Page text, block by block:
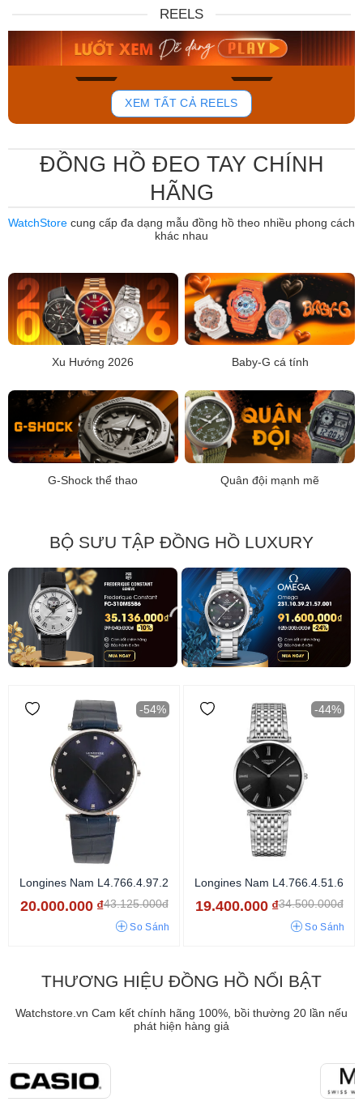
REELS
767
Mua ngay Mua ngay
XEM TẤT CẢ REELS
ĐỒNG HỒ ĐEO TAY CHÍNH
HÃNG
WatchStore cung cấp đa dạng mẫu đồng hồ theo nhiều phong cách
khác nhau
Xu Hướng 2026 Baby-G cá tính
G-Shock thể thao Quân đội mạnh mẽ
BỘ SƯU TẬP ĐỒNG HỒ LUXURY
-54%
Longines Nam L4.766.4.97.2
20.000.000 ₫43.125.000đ
So Sánh
-44%
Longines Nam L4.766.4.51.6
19.400.000 ₫34.500.000đ
So Sánh
THƯƠNG HIỆU ĐỒNG HỒ NỔI BẬT
Watchstore.vn Cam kết chính hãng 100%, bồi thường 20 lần nếu
phát hiện hàng giả